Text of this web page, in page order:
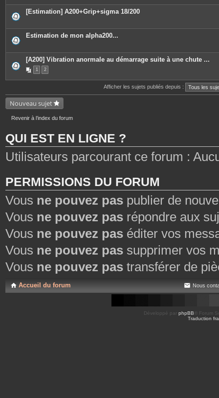
i
n
[Estimation] A200+Grip+sigma 18/200
Estimation de mon alpha200...
[A200] Vibration anormale au démarrage suite à une chute ...
1 2
Afficher les sujets publiés depuis :
Nouveau sujet
Revenir à l’index du forum
QUI EST EN LIGNE ?
Utilisateurs parcourant ce forum :
PERMISSIONS DU FORUM
Vous ne pouvez pas publier de
Vous ne pouvez pas répondre aux
Vous ne pouvez pas éditer vos
Vous ne pouvez pas supprimer vos
Vous ne pouvez pas transférer de
Accueil du forum Nous
Développé par phpBB ® Forum
Traduction